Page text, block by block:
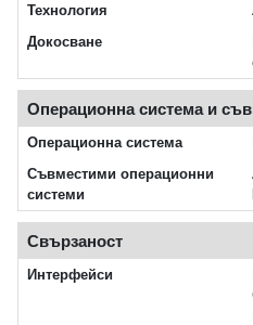
Технология
Докосване
Операционна система и
Операционна система
Съвместими операционни
системи
Свързаност
Интерфейси